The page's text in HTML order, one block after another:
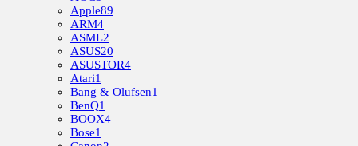
Apple89
ARM4
ASML2
ASUS20
ASUSTOR4
Atari1
Bang & Olufsen1
BenQ1
BOOX4
Bose1